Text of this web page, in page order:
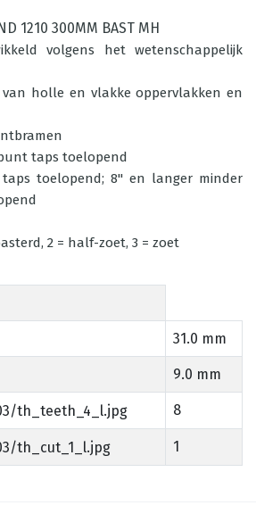
1210 300MM BAST MH
volgens het wetenschappelijk
holle en vlakke oppervlakken en
taps toelopend
toelopend; 8" en langer minder
2 = half-zoet, 3 = zoet
31.0 mm
9.0 mm
8
1